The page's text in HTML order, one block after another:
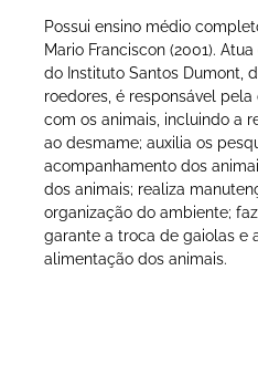
Possui ensino médio
Mario Franciscon (2001).
do Instituto Santos Dumont,
roedores, é responsável
com os animais, incluindo a
ao desmame; auxilia os
acompanhamento dos
dos animais; realiza
organização do ambiente;
garante a troca de gaiolas e
alimentação dos animais.